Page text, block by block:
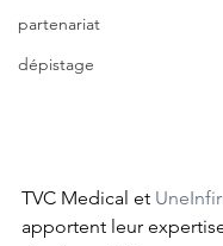
partenariat
dépistage
TVC Medical et
apportent leur